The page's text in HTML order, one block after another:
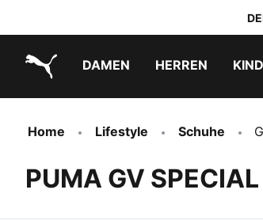
DAMEN HERREN
Home Lifestyle Schuhe
PUMA GV SPECIAL